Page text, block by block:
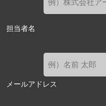
担当者名
メールアドレス